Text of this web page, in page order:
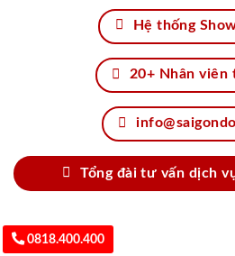
Hệ thống
20+ Nhân viên
Tổng đài tư vấn dịch
0818.400.400